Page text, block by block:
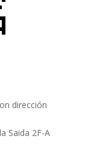
dirección
Saida 2F-A